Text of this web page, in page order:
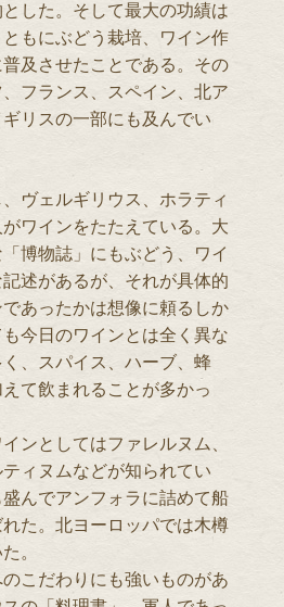
した。そして最大の功績は
もにぶどう栽培、ワイン作
及させたことである。その
フランス、スペイン、北ア
リスの一部にも及んでい
ヴェルギリウス、ホラティ
ワインをたたえている。大
博物誌」にもぶどう、ワイ
述があるが、それが具体的
あったかは想像に頼るしか
今日のワインとは全く異な
、スパイス、ハーブ、蜂
て飲まれることが多かっ
ンとしてはファレルヌム、
ィヌムなどが知られてい
んでアンフォラに詰めて船
た。北ヨーロッパでは木樽
。
こだわりにも強いものがあ